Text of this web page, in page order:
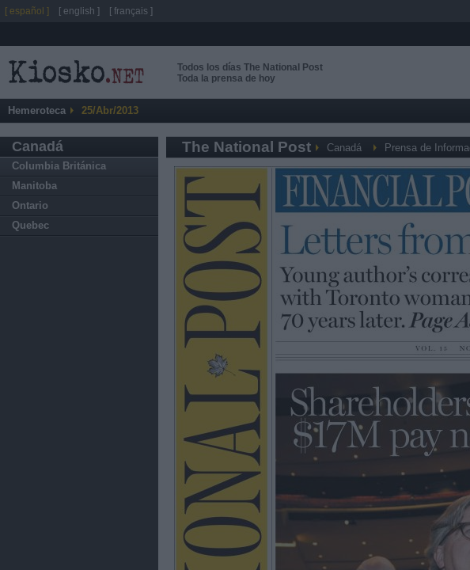
Todos los días The National Post
Toda la prensa de hoy
Hemeroteca 25/Abr/2013
Canadá
Columbia Británica
Manitoba
Ontario
Quebec
The National Post Canadá Prensa de
[ español ] [ english ] [ français ]